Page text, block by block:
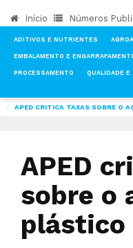
Início Números
ADITIVOS E NUTRIENTES
EMBALAMENTO E
PROCESSAMENTO QUALIDADE E
APED CRITICA TAXAS SOBRE O
APED
sobre o
plástico